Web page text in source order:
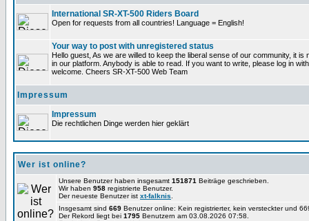
International SR-XT-500 Riders Board
Open for requests from all countries! Language = English!
Your way to post with unregistered status
Hello guest, As we are willed to keep the liberal sense of our community, it
in our platform. Anybody is able to read. If you want to write, please log in
welcome. Cheers SR-XT-500 Web Team
Impressum
Impressum
Die rechtlichen Dinge werden hier geklärt
Wer ist online?
Unsere Benutzer haben insgesamt 151871 Beiträge geschrieben.
Wir haben 958 registrierte Benutzer.
Der neueste Benutzer ist xt-falknis
Insgesamt sind 669 Benutzer online: Kein registrierter, kein versteckter und
Der Rekord liegt bei 1795 Benutzern am 03.08.2026 07:58.